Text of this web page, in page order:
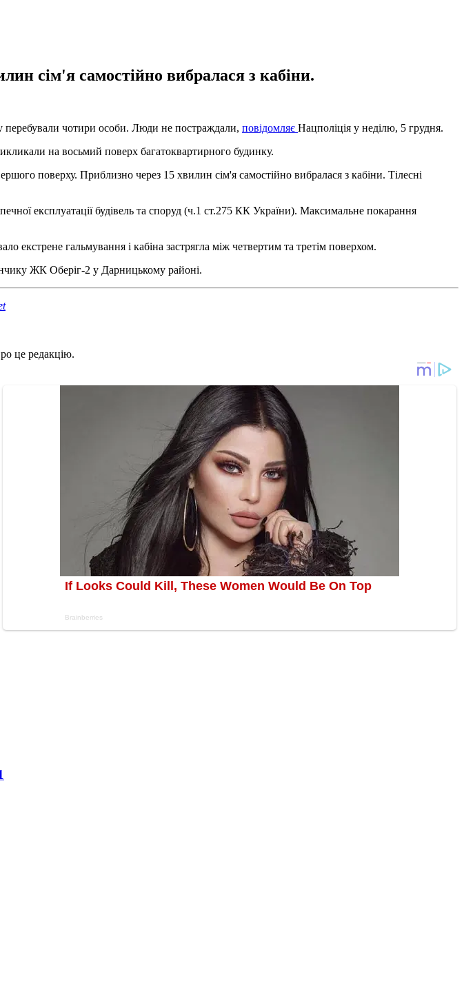
сім'я самостійно вибралася з кабіни.
перебували чотири особи. Люди не постраждали, повідомляє Нацполіція у неділю, 5 грудня.
на восьмий поверх багатоквартирного будинку.
поверху. Приблизно через 15 хвилин сім'я самостійно вибралася з кабіни. Тілесні
експлуатації будівель та споруд (ч.1 ст.275 КК України). Максимальне покарання
екстрене гальмування і кабіна застрягла між четвертим та третім поверхом.
ЖК Оберіг-2 у Дарницькому районі.
це редакцію.